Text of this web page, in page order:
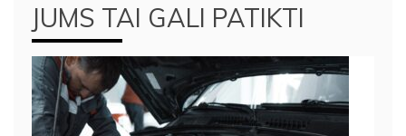
JUMS TAI GALI PATIKTI